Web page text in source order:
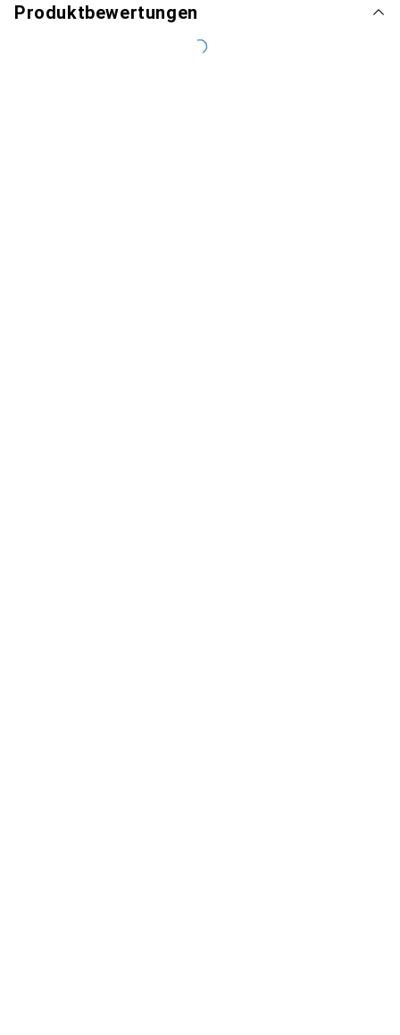
Produktbewertungen